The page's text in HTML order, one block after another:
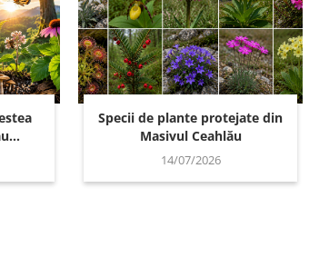
Specii de plante protejate din
Masivul Ceahlău
14/07/2026